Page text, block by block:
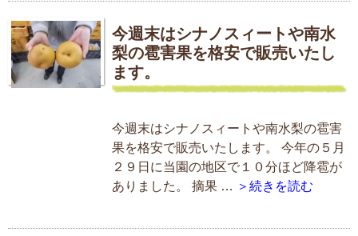
今週末はシナノスィートや南水
梨の雹害果を格安で販売いたし
ます。
今週末はシナノスィートや南水梨の雹害
果を格安で販売いたします。 今年の５月
２９日に当園の地区で１０分ほど降雹が
ありました。 摘果 … ＞続きを読む